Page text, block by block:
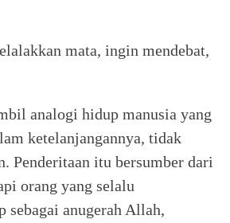
mata, ingin mendebat,
analogi hidup manusia yang
ketelanjangannya, tidak
Penderitaan itu bersumber dari
orang yang selalu
sebagai anugerah Allah,